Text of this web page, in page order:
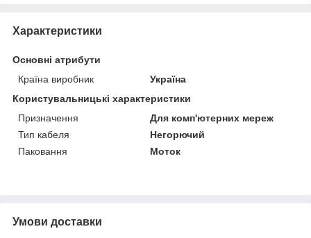
Характеристики
Основні атрибути
Країна виробник
Україна
Користувальницькі характеристики
Призначення
Для комп'ютерних мереж
Тип кабеля
Негорючий
Паковання
Моток
Умови доставки